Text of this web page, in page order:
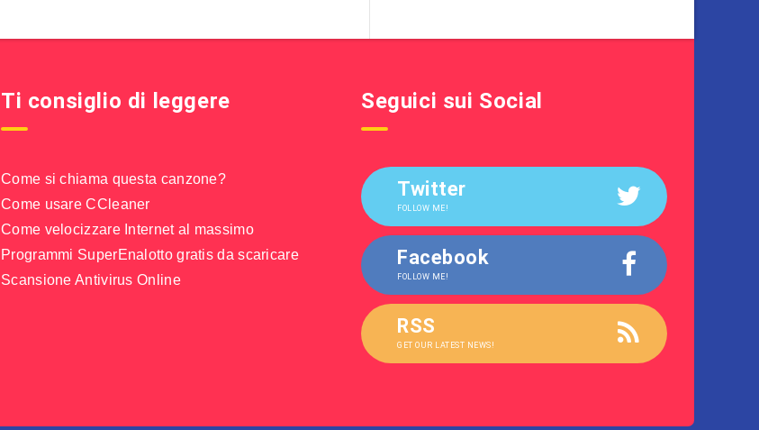
Ti consiglio di leggere
Come si chiama questa canzone?
Come usare CCleaner
Come velocizzare Internet al massimo
Programmi SuperEnalotto gratis da scaricare
Scansione Antivirus Online
Seguici sui Social
Twitter
FOLLOW ME!
Facebook
FOLLOW ME!
RSS
GET OUR LATEST NEWS!